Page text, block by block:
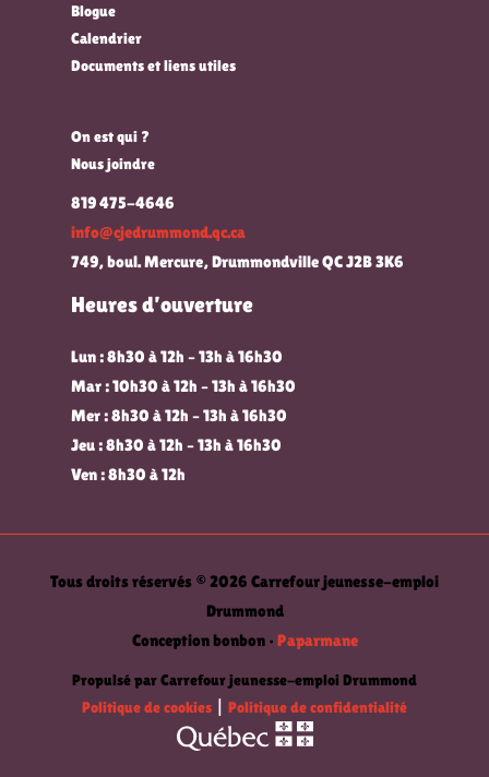
Blogue
Calendrier
Documents et liens utiles
On est qui ?
Nous joindre
819 475-4646
info@cjedrummond.qc.ca
749, boul. Mercure, Drummondville QC J2B 3K6
Heures d’ouverture
Lun : 8h30 à 12h – 13h à 16h30
Mar : 10h30 à 12h – 13h à 16h30
Mer : 8h30 à 12h – 13h à 16h30
Jeu : 8h30 à 12h – 13h à 16h30
Ven : 8h30 à 12h
Tous droits réservés © 2026 Carrefour jeunesse-emploi
Drummond
Conception bonbon • Paparmane
Propulsé par Carrefour jeunesse-emploi Drummond
Politique de cookies
Politique de confidentialité